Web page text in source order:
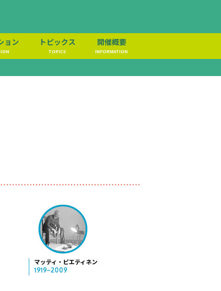
ョン トピックス
TOPICS
開催概要
INFORMATION
マッティ・ピエティネン
1919−2009